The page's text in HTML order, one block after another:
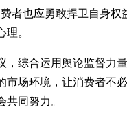
者也应勇敢捍卫自身权
理。
综合运用舆论监督力
市场环境，让消费者不
共同努力。